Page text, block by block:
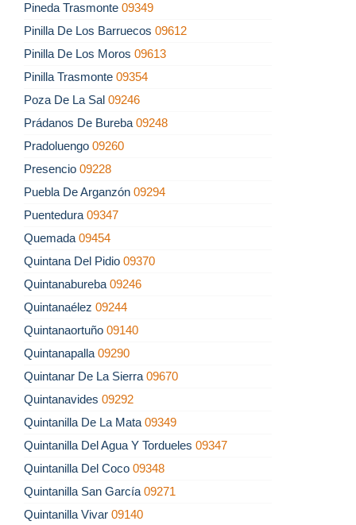
Pineda Trasmonte 09349
Pinilla De Los Barruecos 09612
Pinilla De Los Moros 09613
Pinilla Trasmonte 09354
Poza De La Sal 09246
Prádanos De Bureba 09248
Pradoluengo 09260
Presencio 09228
Puebla De Arganzón 09294
Puentedura 09347
Quemada 09454
Quintana Del Pidio 09370
Quintanabureba 09246
Quintanaélez 09244
Quintanaortuño 09140
Quintanapalla 09290
Quintanar De La Sierra 09670
Quintanavides 09292
Quintanilla De La Mata 09349
Quintanilla Del Agua Y Tordueles 09347
Quintanilla Del Coco 09348
Quintanilla San García 09271
Quintanilla Vivar 09140